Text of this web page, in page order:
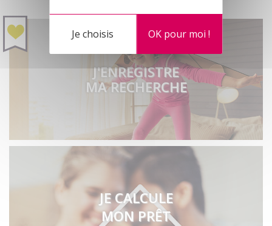
J'ENREGISTRE
MA RECHERCHE
JE CALCULE
MON PRÊT
OK pour moi !
Je choisis